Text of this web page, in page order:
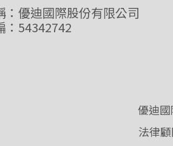
：優迪國際股份有限公司
：54342742
優迪國
法律